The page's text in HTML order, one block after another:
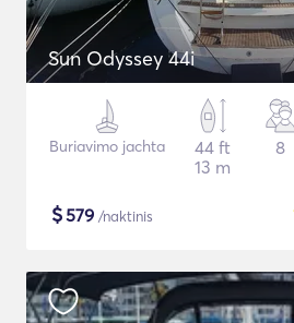
Sun Odyssey 44i
Buriavimo jachta
44 ft
13 m
8
$579 /naktinis